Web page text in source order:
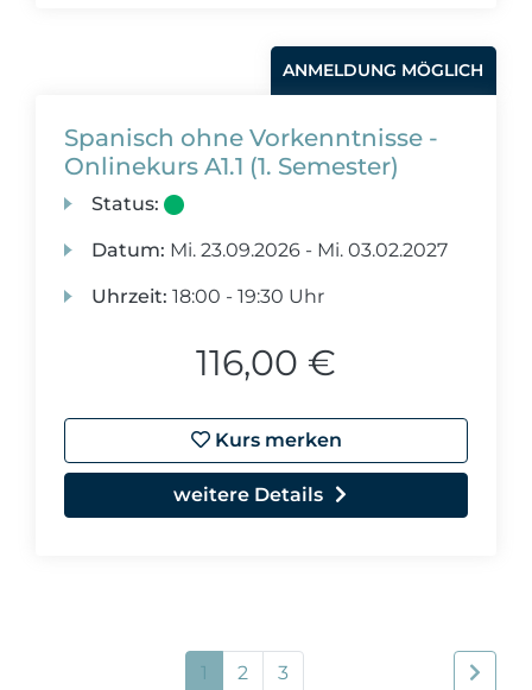
ANMELDUNG MÖGLICH
Spanisch ohne Vorkenntnisse -
Onlinekurs A1.1 (1. Semester)
Status:
Datum: Mi. 23.09.2026 - Mi. 03.02.2027
Uhrzeit: 18:00 - 19:30 Uhr
116,00 €
Kurs merken
weitere Details
1 2 3